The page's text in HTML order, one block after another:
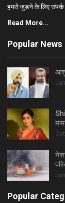
हमसे जुड़ने के लिए
Read More...
Popular News
आशु
Popular